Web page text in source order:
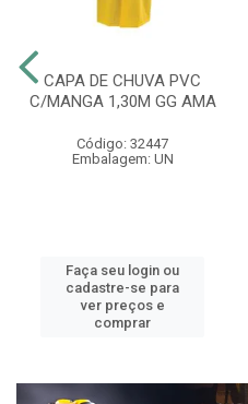
CAPA DE CHUVA PVC
C/MANGA 1,30M GG AMA
Código: 32447
Embalagem: UN
Faça seu login ou
cadastre-se para
ver preços e
comprar